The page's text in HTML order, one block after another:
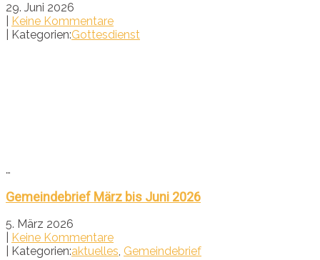
29. Juni 2026
Keine Kommentare
| Kategorien:Gottesdienst
…
Gemeindebrief März bis Juni 2026
5. März 2026
Keine Kommentare
| Kategorien:aktuelles, Gemeindebrief